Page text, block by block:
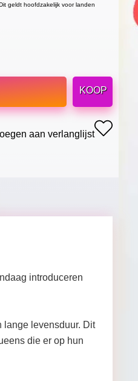
geldt hoofdzakelijk voor landen
KOOP
aan verlanglijst
introduceren
lange levensduur. Dit
die er op hun